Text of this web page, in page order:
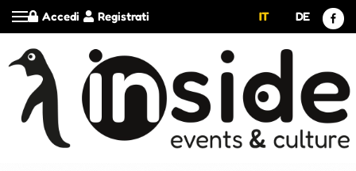
Registrati
Accedi IT DE